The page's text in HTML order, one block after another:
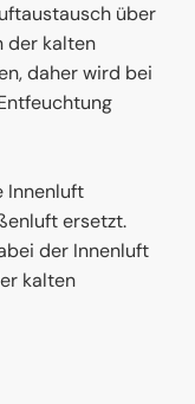
über
der kalten
daher wird bei
Innenluft
ersetzt.
der Innenluft
kalten